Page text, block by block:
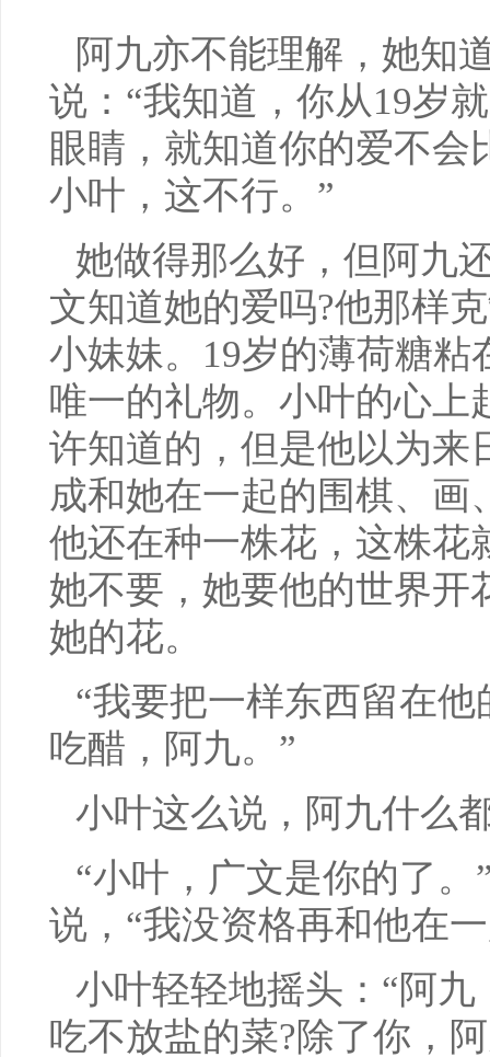
阿九亦不能理解，她知
说：“我知道，你从19岁
眼睛，就知道你的爱不
小叶，这不行。”
她做得那么好，但阿九
文知道她的爱吗?他那样
小妹妹。19岁的薄荷糖
唯一的礼物。小叶的心上
许知道的，但是他以为来
成和她在一起的围棋、画
他还在种一株花，这株花
她不要，她要他的世界开
她的花。
“我要把一样东西留在
吃醋，阿九。”
小叶这么说，阿九什么
“小叶，广文是你的了
说，“我没资格再和他在
小叶轻轻地摇头：“阿
吃不放盐的菜?除了你，